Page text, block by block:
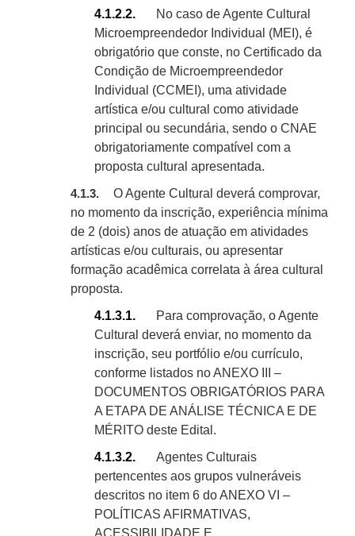
4.1.2.2.
No caso de Agente Cultural
Microempreendedor Individual (MEI), é
obrigatório que conste, no Certificado da
Condição de Microempreendedor
Individual (CCMEI), uma atividade
artística e/ou cultural como atividade
principal ou secundária, sendo o CNAE
obrigatoriamente compatível com a
proposta cultural apresentada.
4.1.3.
O Agente Cultural deverá comprovar,
no momento da inscrição, experiência mínima
de 2 (dois) anos de atuação em atividades
artísticas e/ou culturais, ou apresentar
formação acadêmica correlata à área cultural
proposta.
4.1.3.1.
Para comprovação, o Agente
Cultural deverá enviar, no momento da
inscrição, seu portfólio e/ou currículo,
conforme listados no ANEXO III –
DOCUMENTOS OBRIGATÓRIOS PARA
A ETAPA DE ANÁLISE TÉCNICA E DE
MÉRITO deste Edital.
4.1.3.2.
Agentes Culturais
pertencentes aos grupos vulneráveis
descritos no item6 do ANEXO VI –
POLÍTICAS AFIRMATIVAS,
ACESSIBILIDADE E